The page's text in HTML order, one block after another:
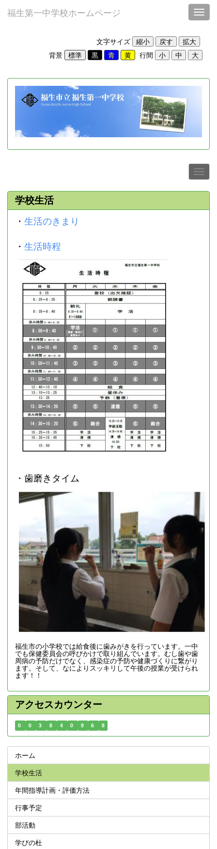
福生第一中学校ホームページ
文字サイズ
背景
行間
学校生活
・ 生活のきまり
・ 生活時程
・歯磨きタイム
福生市の小学校では給食後に歯みがきを行っています。一中
でも保健委員会の呼びかけで取り組んでいます。むし歯や歯
周病の予防だけでなく、感染症の予防や健康づくりに繋がり
ます。そして、なによりスッキリして午後の授業が受けられ
ます！！
アクセスカウンター
0 0 3 8 4 0 9 6 8
ホーム
学校生活
年間指導計画・評価方法
行事予定
部活動
学びの杜